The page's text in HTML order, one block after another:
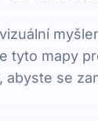
tyto mapy
se